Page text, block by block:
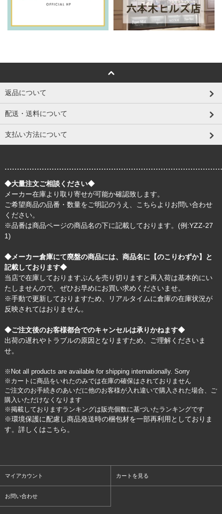
返品について
配送・送料について
支払い方法について
◆大量注文ご相談ください◆
メーカー在庫より取り寄せが可能か確認致します。
ご希望商品の品番・数量をご明記のうえ、
こちら よりお問い合わせ
ください。
※品番は商品ページの商品名の下に記載しております。(例:YZZ-27
1)
◆メーカー倉庫にて廃盤の商品には、商品名に【のこりわずか】と
記載しております◆
当店で在庫しておりますぶんを売り切りますと再入荷は基本的にい
たしませんので、ぜひお早めにお買い求めくださいませ。
※手動で更新しておりますため、リアルタイムに倉庫の在庫状況が
反映されてはおりません。
◆ご注文後のお客様都合でのキャンセルは承りかねます◆
出荷の遅れやトラブルの原因となりますため、ご理解くださいま
せ。
※Not all products are available for shipping internationally. Sorry
※カートに商品をいれたのみでは在庫の確保はされておりません
ご注文のお手続きのあいだに他のお客様が入れ違いで購入された場合、ご
購入いただけなくなります
※掲載しておりますランキングは販売個数に基づいたランキングです
※環境保護に配慮し商品発送時の梱包材を一部再利用としておりま
す。詳しくはこちら 。
マイアカウント カートを見る
お問い合わせ